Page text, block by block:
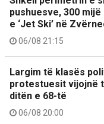
pushuesve, 300
e ‘Jet Ski’ në
06/08 21:15
Largim të klasës
protestuesit vijojnë
ditën e 68-të
06/08 20:00